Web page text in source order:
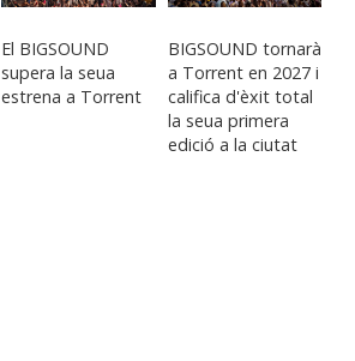
El BIGSOUND
supera la seua
estrena a Torrent
BIGSOUND tornarà
a Torrent en 2027 i
califica d'èxit total
la seua primera
edició a la ciutat